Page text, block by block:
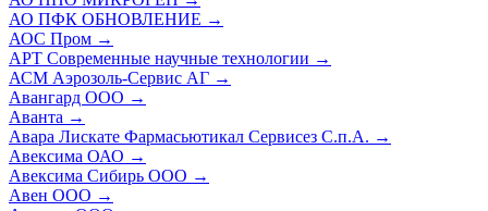
АО ПФК ОБНОВЛЕНИЕ →
АОС Пром →
АРТ Современные научные технологии →
АСМ Аэрозоль-Сервис АГ →
Авангард ООО →
Аванта →
Авара Лискате Фармасьютикал Сервисез С.п.А. →
Авексима ОАО →
Авексима Сибирь ООО →
Авен ООО →